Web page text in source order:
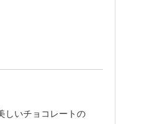
しいチョコレートの